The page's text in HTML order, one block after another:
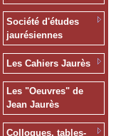
Société d'études
jaurésiennes
Les Cahiers Jaurès
Les "Oeuvres" de
Jean Jaurès
Colloques, tables-